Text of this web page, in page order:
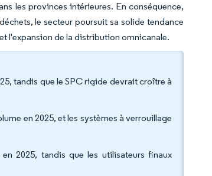
les provinces intérieures. En conséquence,
le secteur poursuit sa solide tendance
l'expansion de la distribution omnicanale.
tandis que le SPC rigide devrait croître à
en 2025, et les systèmes à verrouillage
2025, tandis que les utilisateurs finaux